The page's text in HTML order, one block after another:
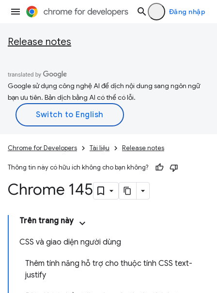
Đăng nhập
Release notes
Google sử dụng công nghệ AI để dịch nội dung sang ngôn ngữ
bạn ưu tiên. Bản dịch bằng AI có thể có lỗi.
Chrome for Developers Tài liệu Release notes
Thông tin này có hữu ích không cho bạn không?
Chrome 145
Trên trang này
CSS và giao diện người dùng
Thêm tính năng hỗ trợ cho thuộc tính CSS text-
justify